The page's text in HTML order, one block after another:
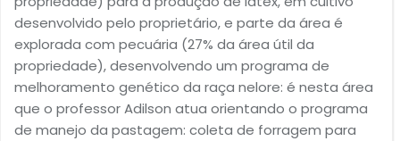
desenvolvido pelo proprietário, e parte da área é
explorada com pecuária (27% da área útil da
propriedade), desenvolvendo um programa de
melhoramento genético da raça nelore: é nesta área
que o professor Adilson atua orientando o programa
de manejo da pastagem: coleta de forragem para